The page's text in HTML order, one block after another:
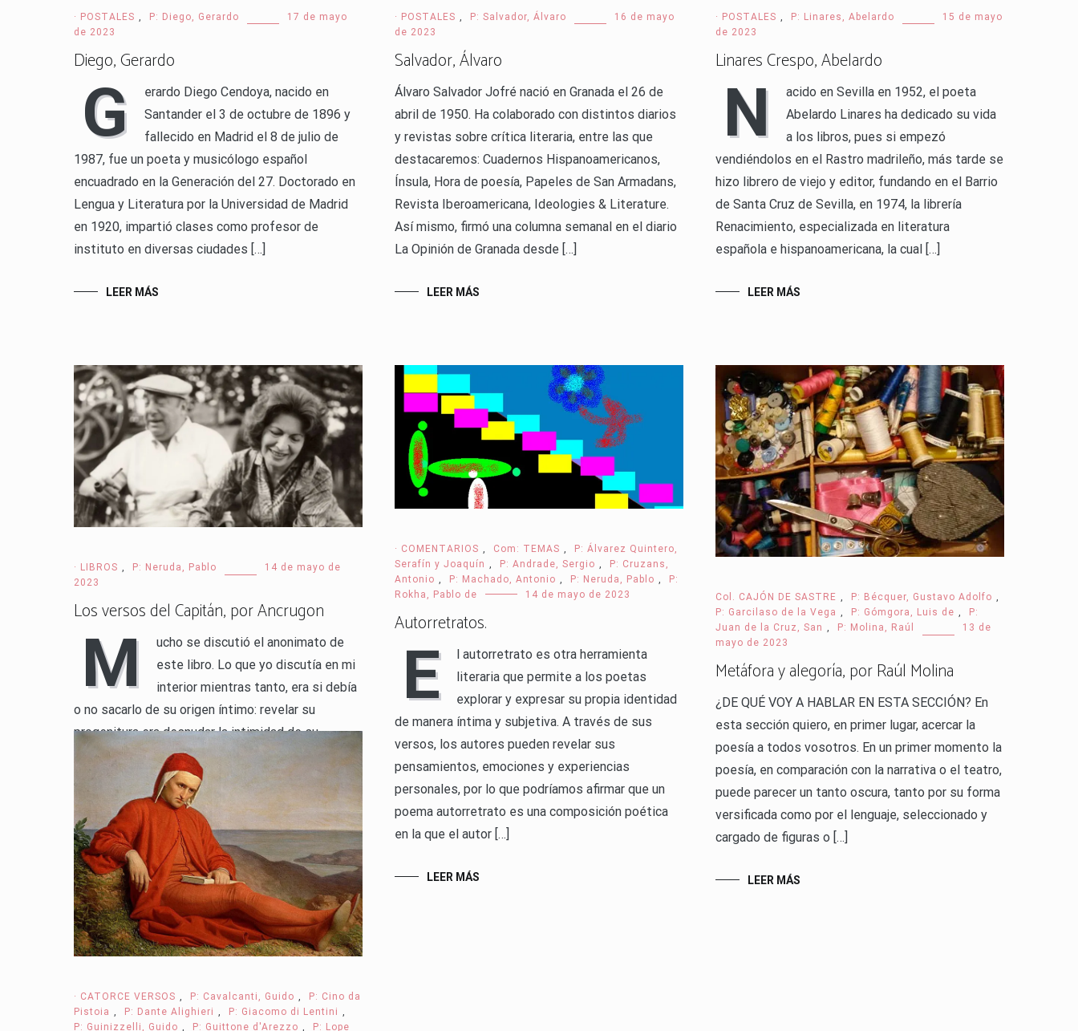
· POSTALES P: Diego, Gerardo
17 de mayo
de 2023
Diego, Gerardo
G
erardo Diego Cendoya, nacido en
Santander el 3 de octubre de 1896 y
fallecido en Madrid el 8 de julio de
1987, fue un poeta y musicólogo español
encuadrado en la Generación del 27. Doctorado en
Lengua y Literatura por la Universidad de Madrid
en 1920, impartió clases como profesor de
instituto en diversas ciudades […]
LEER MÁS
· POSTALES P: Salvador, Álvaro
16 de mayo
de 2023
Salvador, Álvaro
Álvaro Salvador Jofré nació en Granada el 26 de
abril de 1950. Ha colaborado con distintos diarios
y revistas sobre crítica literaria, entre las que
destacaremos: Cuadernos Hispanoamericanos,
Ínsula, Hora de poesía, Papeles de San Armadans,
Revista Iberoamericana, Ideologies & Literature.
Así mismo, firmó una columna semanal en el diario
La Opinión de Granada desde […]
LEER MÁS
· POSTALES P: Linares, Abelardo
15 de mayo
de 2023
Linares Crespo, Abelardo
N
acido en Sevilla en 1952, el poeta
Abelardo Linares ha dedicado su vida
a los libros, pues si empezó
vendiéndolos en el Rastro madrileño, más tarde se
hizo librero de viejo y editor, fundando en el Barrio
de Santa Cruz de Sevilla, en 1974, la librería
Renacimiento, especializada en literatura
española e hispanoamericana, la cual […]
LEER MÁS
· LIBROS , P: Neruda, Pablo
14 de mayo de
2023
Los versos del Capitán, por Ancrugon
M
ucho se discutió el anonimato de
este libro. Lo que yo discutía en mi
interior mientras tanto, era si debía
o no sacarlo de su origen íntimo: revelar su
progenitura era desnudar la intimidad de su
nacimiento. Y no me parecía que tal acción fuera
leal a los arrebatos de amor y furia, al clima […]
LEER MÁS
· COMENTARIOS , Com: TEMAS ,
P: Álvarez Quintero,
Serafín y Joaquín , P: Andrade, Sergio ,
P: Cruzans,
Antonio , P: Machado, Antonio , P: Neruda, Pablo ,
P:
Rokha, Pablo de
14 de mayo de 2023
Autorretratos.
E
l autorretrato es otra herramienta
literaria que permite a los poetas
explorar y expresar su propia identidad
de manera íntima y subjetiva. A través de sus
versos, los autores pueden revelar sus
pensamientos, emociones y experiencias
personales, por lo que podríamos afirmar que un
poema autorretrato es una composición poética
en la que el autor […]
LEER MÁS
Col. CAJÓN DE SASTRE , P: Bécquer, Gustavo Adolfo ,
P: Garcilaso de la Vega , P: Gómgora, Luis de ,
P:
Juan de la Cruz, San , P: Molina, Raúl
13 de
mayo de 2023
Metáfora y alegoría, por Raúl Molina
¿DE QUÉ VOY A HABLAR EN ESTA SECCIÓN? En
esta sección quiero, en primer lugar, acercar la
poesía a todos vosotros. En un primer momento la
poesía, en comparación con la narrativa o el teatro,
puede parecer un tanto oscura, tanto por su forma
versificada como por el lenguaje, seleccionado y
cargado de figuras o […]
LEER MÁS
· CATORCE VERSOS , P: Cavalcanti, Guido ,
P: Cino da
Pistoia , P: Dante Alighieri , P: Giacomo di Lentini ,
P: Guinizzelli, Guido , P: Guittone d'Arezzo , P: Lope